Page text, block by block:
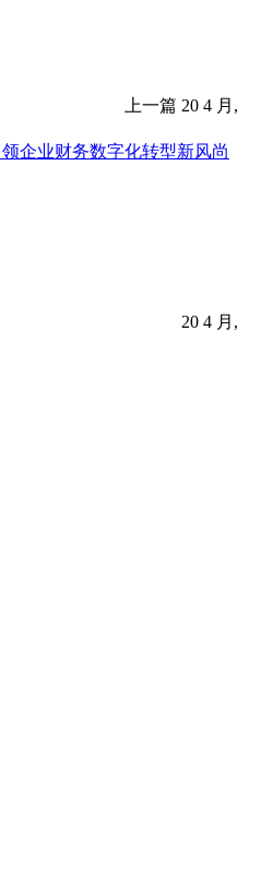
上一篇 20 4 月,
企业财务数字化转型新风尚
20 4 月,